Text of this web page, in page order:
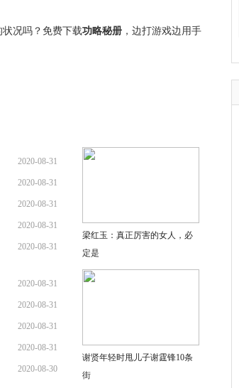
况吗？免费下载功略秘册 ，边打游戏边用手
2020-08-31
2020-08-31
2020-08-31
2020-08-31
2020-08-31
2020-08-31
2020-08-31
2020-08-31
2020-08-31
2020-08-30
梁红玉：真正厉害的女人，必
定是
谢贤年轻时甩儿子谢霆锋10条
街